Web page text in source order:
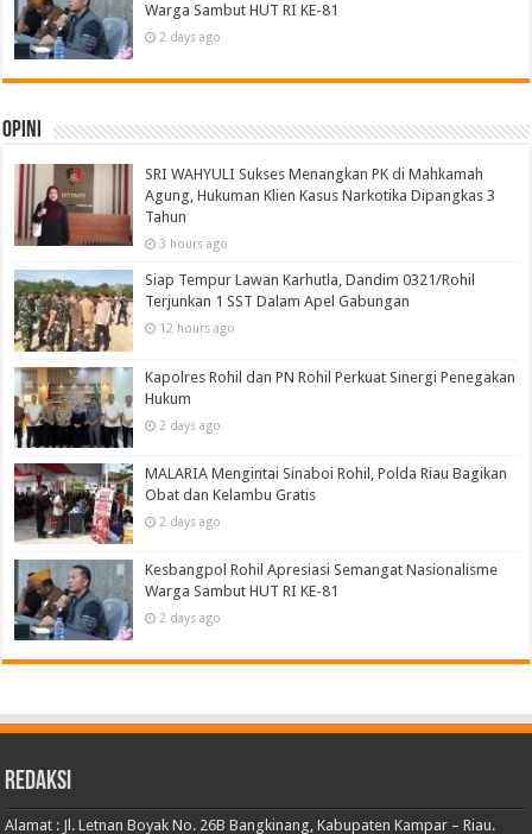
Warga Sambut HUT RI KE-81
2 days ago
Opini
SRI WAHYULI Sukses Menangkan PK di Mahkamah
Agung, Hukuman Klien Kasus Narkotika Dipangkas 3
Tahun
3 hours ago
Siap Tempur Lawan Karhutla, Dandim 0321/Rohil
Terjunkan 1 SST Dalam Apel Gabungan
12 hours ago
Kapolres Rohil dan PN Rohil Perkuat Sinergi Penegakan
Hukum
2 days ago
MALARIA Mengintai Sinaboi Rohil, Polda Riau Bagikan
Obat dan Kelambu Gratis
2 days ago
Kesbangpol Rohil Apresiasi Semangat Nasionalisme
Warga Sambut HUT RI KE-81
2 days ago
Redaksi
Alamat : Jl. Letnan Boyak No. 26B Bangkinang, Kabupaten Kampar – Riau.